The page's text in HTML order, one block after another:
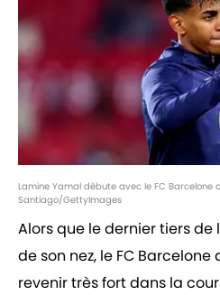
Lamine Yamal débute avec le FC Barcelone
Santiago/GettyImages
Alors que le dernier tiers
de son nez, le FC
revenir très fort dans la